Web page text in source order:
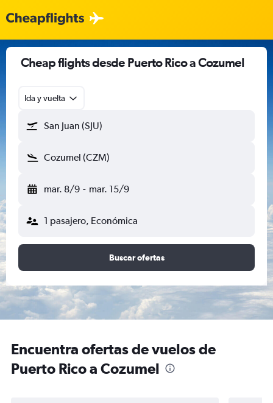
Cheap flights desde Puerto Rico a Cozumel
Ida y vuelta
San Juan (SJU)
Cozumel (CZM)
mar. 8/9 - mar. 15/9
1 pasajero, Económica
Buscar ofertas
Encuentra ofertas de vuelos de
Puerto Rico a Cozumel